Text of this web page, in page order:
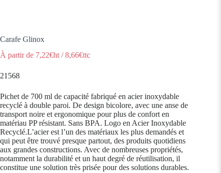
Carafe Glinox
À partir de 7,22€ht/8,66€ttc
21568
Pichet de 700 ml de capacité fabriqué en acier inoxydable
recyclé à double paroi. De design bicolore, avec une anse de
transport noire et ergonomique pour plus de confort en
matériau PP résistant. Sans BPA. Logo en Acier Inoxydable
Recyclé.L’acier est l’un des matériaux les plus demandés et
qui peut être trouvé presque partout, des produits quotidiens
aux grandes constructions. Avec de nombreuses propriétés,
notamment la durabilité et un haut degré de réutilisation, il
constitue une solution très prisée pour des solutions durables.